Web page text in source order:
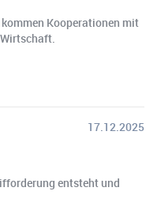
Kooperationen mit
17.12.2025
entsteht und